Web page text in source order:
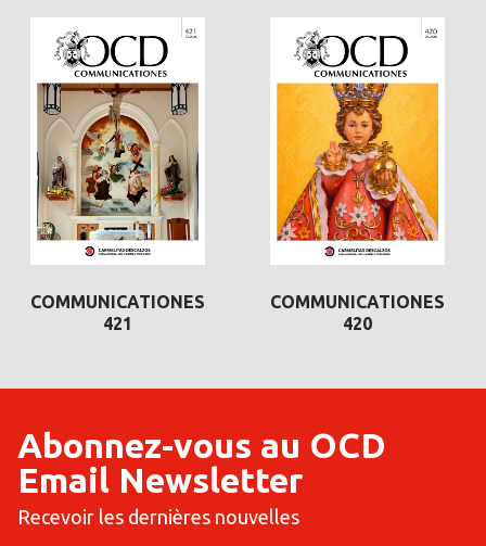
COMMUNICATIONES
421
COMMUNICATIONES
420
Abonnez-vous au OCD
Email Newsletter
Recevoir les dernières nouvelles